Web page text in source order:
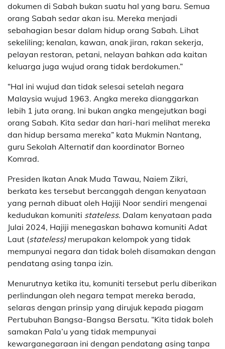
dokumen di Sabah bukan suatu hal yang baru. Semua
orang Sabah sedar akan isu. Mereka menjadi
sebahagian besar dalam hidup orang Sabah. Lihat
sekeliling; kenalan, kawan, anak jiran, rakan sekerja,
pelayan restoran, petani, nelayan bahkan ada kaitan
keluarga juga wujud orang tidak berdokumen.”
“Hal ini wujud dan tidak selesai setelah negara
Malaysia wujud 1963. Angka mereka dianggarkan
lebih 1 juta orang. Ini bukan angka mengejutkan bagi
orang Sabah. Kita sedar dan hari-hari melihat mereka
dan hidup bersama mereka” kata Mukmin Nantang,
guru Sekolah Alternatif dan koordinator Borneo
Komrad.
Presiden Ikatan Anak Muda Tawau, Naiem Zikri,
berkata kes tersebut bercanggah dengan kenyataan
yang pernah dibuat oleh Hajiji Noor sendiri mengenai
kedudukan komuniti stateless. Dalam kenyataan pada
Julai 2024, Hajiji menegaskan bahawa komuniti Adat
Laut (stateless) merupakan kelompok yang tidak
mempunyai negara dan tidak boleh disamakan dengan
pendatang asing tanpa izin.
Menurutnya ketika itu, komuniti tersebut perlu diberikan
perlindungan oleh negara tempat mereka berada,
selaras dengan prinsip yang dirujuk kepada piagam
Pertubuhan Bangsa-Bangsa Bersatu. “Kita tidak boleh
samakan Pala’u yang tidak mempunyai
kewarganegaraan ini dengan pendatang asing tanpa